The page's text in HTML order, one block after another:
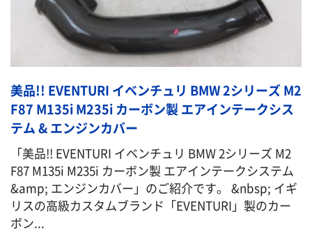
美品!! EVENTURI イベンチュリ BMW 2シリーズ M2
F87 M135i M235i カーボン製 エアインテークシス
テム & エンジンカバー
「美品!! EVENTURI イベンチュリ BMW 2シリーズ M2
F87 M135i M235i カーボン製 エアインテークシステム
&amp; エンジンカバー」のご紹介です。 &nbsp; イギ
リスの高級カスタムブランド「EVENTURI」製のカー
ボン...